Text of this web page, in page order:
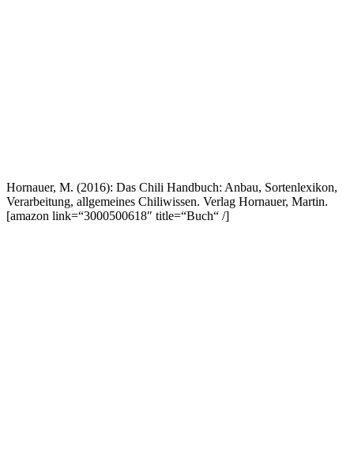
Hornauer, M. (2016): Das Chili Handbuch: Anbau, Sortenlexikon,
Verarbeitung, allgemeines Chiliwissen. Verlag Hornauer, Martin.
[amazon link=“3000500618″ title=“Buch“ /]